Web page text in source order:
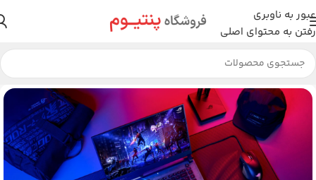
عبور به ناوبری
رفتن به محتوای اصلی